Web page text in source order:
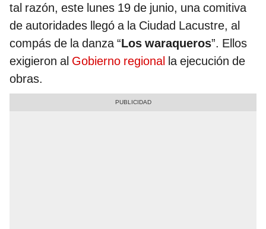
tal razón, este lunes 19 de junio, una comitiva
de autoridades llegó a la Ciudad Lacustre, al
compás de la danza “Los waraqueros”. Ellos
exigieron al Gobierno regional la ejecución de
obras.